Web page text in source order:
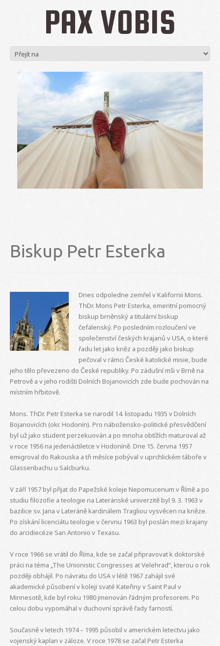
PAX VOBIS
Biskup Petr Esterka
Dnes odpoledne zemřel v Kalifornii Mons.
ThDr. Mons Petr Esterka, emeritní pomocný
biskup brněnský a titulární biskup
čefalenský. Po posledním rozloučení ve
společenství českých krajanů v USA, o které
řadu let jako kněz a později jako biskup
pečoval v rámci České katolické misie, bude
jeho tělo převezeno do České republiky. Po zádušní mši v Brně na
Petrově a v jeho rodišti Dolních Bojanovicích zde bude pochován na
místním hřbitově.
Mons. ThDr. Petr Esterka se narodil 14. listopadu 1935 v Dolních
Bojanovicích (okr. Hodonín). Pro nábožensko-politické přesvědčení
byl už jako student perzekuován a po mnoha obtížích maturoval až
v roce 1956 na jedenáctiletce v Hodoníně. Dne 15. června 1957
emigroval do Rakouska a tři měsíce pobýval v uprchlickém táboře v
Glassenbachu u Salcburku.
V září 1957 byl přijat do Papežské koleje Nepomucenum v Římě a po
studiu filozofie a teologie na Lateránské univerzitě byl 9. 3. 1963 v
bazilice sv. Jana v Lateráně kardinálem Tragliou vysvěcen na kněze.
Po získání licenciátu teologie v červnu 1963 byl poslán mezi krajany
do arcidiecéze San Antonio v Texasu.
V roce 1966 se vrátil do Říma, kde se začal připravovat k doktorské
práci na téma „The Unionistic Congresses at Velehrad“, kterou o rok
později obhájil. Po návratu do USA v létě 1967 zahájil své
akademické působení v koleji svaté Kateřiny v Saint Paul v
Minnesotě, kde byl roku 1980 jmenován řádným profesorem. Po
celou dobu vypomáhal v duchovní správě řady farností.
Současně v letech 1974 – 1995 působil v americkém letectvu jako
vojenský kaplan v záloze. V roce 1978 se začal Petr Esterka